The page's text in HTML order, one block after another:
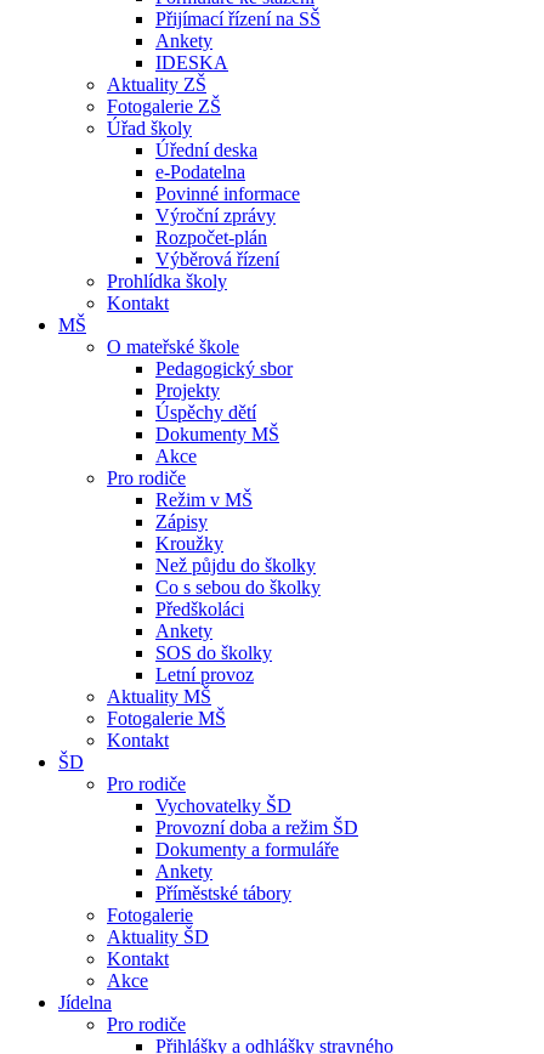
Přijímací řízení na SŠ
Ankety
IDESKA
Aktuality ZŠ
Fotogalerie ZŠ
Úřad školy
Úřední deska
e-Podatelna
Povinné informace
Výroční zprávy
Rozpočet-plán
Výběrová řízení
Prohlídka školy
Kontakt
MŠ
O mateřské škole
Pedagogický sbor
Projekty
Úspěchy dětí
Dokumenty MŠ
Akce
Pro rodiče
Režim v MŠ
Zápisy
Kroužky
Než půjdu do školky
Co s sebou do školky
Předškoláci
Ankety
SOS do školky
Letní provoz
Aktuality MŠ
Fotogalerie MŠ
Kontakt
ŠD
Pro rodiče
Vychovatelky ŠD
Provozní doba a režim ŠD
Dokumenty a formuláře
Ankety
Příměstské tábory
Fotogalerie
Aktuality ŠD
Kontakt
Akce
Jídelna
Pro rodiče
Přihlášky a odhlášky stravného